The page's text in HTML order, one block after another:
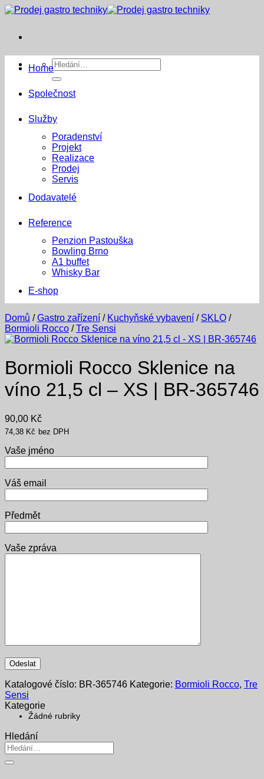
Přeskočit
Hledat:
Home
Společnost
Služby
Poradenství
Projekt
Realizace
Prodej
Servis
Dodavatelé
Reference
Penzion Pastouška
Bowling Brno
A1 buffet
Whisky Bar
E-shop
Domů / Gastro zařízení / Kuchyňské vybavení / SKLO /
Bormioli Rocco / Tre Sensi
Bormioli Rocco Sklenice na
víno 21,5 cl – XS | BR-365746
90,00 Kč
74,38 Kč bez DPH
Vaše jméno
Váš email
Předmět
Vaše zpráva
Katalogové číslo: BR-365746 Kategorie: Bormioli Rocco, Tre
Sensi
Kategorie
Žádné rubriky
Hledání
Hledat: